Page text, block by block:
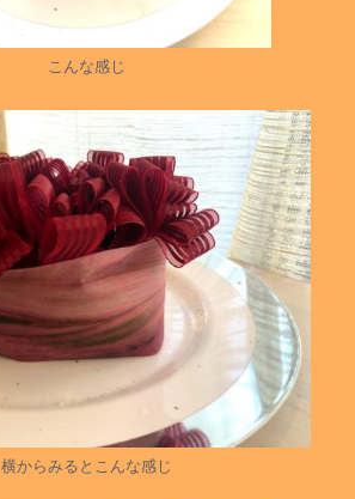
こんな感じ
横からみるとこんな感じ